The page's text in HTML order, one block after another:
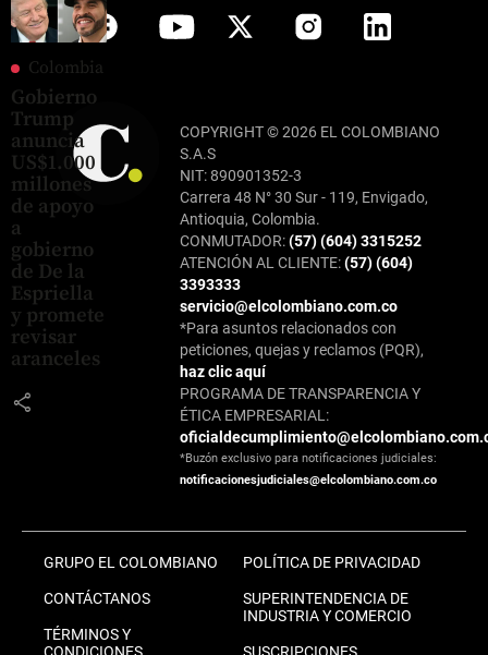
Colombia
Gobierno
Trump
anuncia
US$1.000
millones
de apoyo
a
gobierno
de De la
Espriella
y promete
revisar
aranceles
share
COPYRIGHT © 2026 EL COLOMBIANO
S.A.S
NIT: 890901352-3
Carrera 48 N° 30 Sur - 119, Envigado,
Antioquia, Colombia.
CONMUTADOR:(57) (604) 3315252
ATENCIÓN AL CLIENTE:(57) (604)
3393333
servicio@elcolombiano.com.co
*Para asuntos relacionados con
peticiones, quejas y reclamos (PQR),
haz clic aquí
PROGRAMA DE TRANSPARENCIA Y
ÉTICA EMPRESARIAL:
*Buzón exclusivo para notificaciones judiciales:
notificacionesjudiciales@elcolombiano.com.co
GRUPO EL COLOMBIANO
CONTÁCTANOS
TÉRMINOS Y
POLÍTICA DE PRIVACIDAD
SUPERINTENDENCIA DE
INDUSTRIA Y COMERCIO